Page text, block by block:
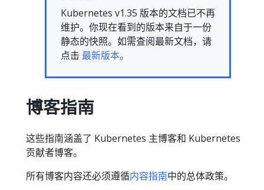
Kubernetes v1.35 版本的文档已不再
维护。你现在看到的版本来自于一份
静态的快照。如需查阅最新文档，请
点击 最新版本。
博客指南
这些指南涵盖了 Kubernetes 主博客和 Kubernetes
贡献者博客。
所有博客内容还必须遵循内容指南中的总体政策。